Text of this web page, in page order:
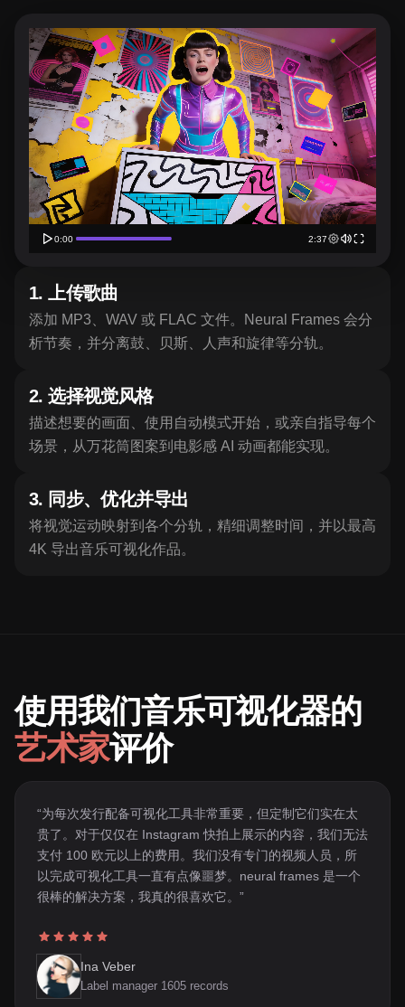
上传歌曲
1.上传歌曲
添加 MP3、WAV 或 FLAC 文件。Neural Frames 会分
析节奏，并分离鼓、贝斯、人声和旋律等分轨。
2.选择视觉风格
描述想要的画面、使用自动模式开始，或亲自指导每个
场景，从万花筒图案到电影感 AI 动画都能实现。
3. 同步、优化并导出
将视觉运动映射到各个分轨，精细调整时间，并以最高
4K 导出音乐可视化作品。
使用我们音乐可视化器的
艺术家评价
“为每次发行配备可视化工具非常重要，但定制它们实在太
贵了。对于仅仅在 Instagram 快拍上展示的内容，我们无法
支付 100 欧元以上的费用。我们没有专门的视频人员，所
以完成可视化工具一直有点像噩梦。neural frames 是一个
很棒的解决方案，我真的很喜欢它。”
Ina Veber
Label manager 1605 records